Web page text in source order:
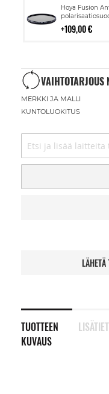
Hoya Fusion
109,00 €
Lisää
ostoskoriin
VAIHTOTARJOUS
MERKKI JA MALLI
KUNTOLUOKITUS
TUOTTEEN
KUVAUS